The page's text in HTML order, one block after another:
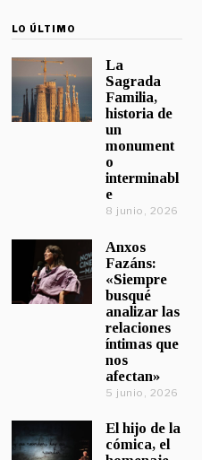
LO ÚLTIMO
La
Sagrada
Familia,
historia de
un
monument
o
interminabl
e
8 junio, 2026
Anxos
Fazáns:
«Siempre
busqué
analizar las
relaciones
íntimas que
nos
afectan»
5 junio, 2026
El hijo de la
cómica, el